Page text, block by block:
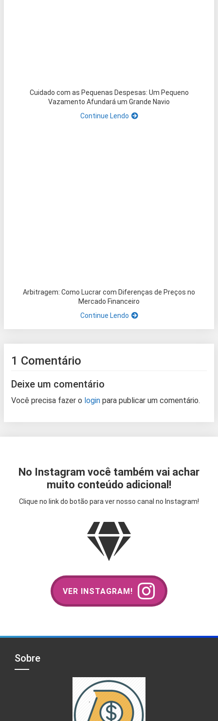
Cuidado com as Pequenas Despesas: Um Pequeno
Vazamento Afundará um Grande Navio
Continue Lendo
Arbitragem: Como Lucrar com Diferenças de Preços no
Mercado Financeiro
Continue Lendo
1 Comentário
Deixe um comentário
Você precisa fazer o login para publicar um comentário.
No Instagram você também vai achar
muito conteúdo adicional!
Clique no link do botão para ver nosso canal no Instagram!
VER INSTAGRAM!
Sobre